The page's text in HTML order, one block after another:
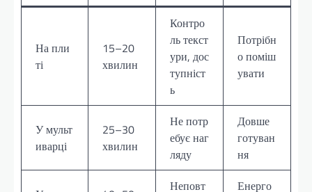
На пли
ті
15–20
хвилин
Контро
ль текст
ури, дос
тупніст
ь
Потрібн
о поміш
увати
У мульт
иварці
25–30
хвилин
Не потр
ебує наг
ляду
Довше
готуван
ня
Неповт
Енерго